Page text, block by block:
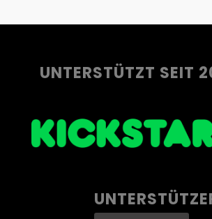
UNTERSTÜTZT SEIT